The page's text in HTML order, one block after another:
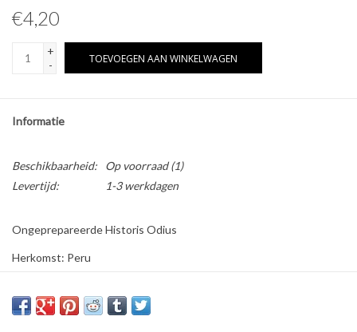
Pokémon
€4,20
+
-
TOEVOEGEN AAN WINKELWAGEN
Informatie
Beschikbaarheid: Op voorraad(1)
Levertijd:
1-3 werkdagen
Ongeprepareerde Historis Odius
Herkomst: Peru
Maat: L